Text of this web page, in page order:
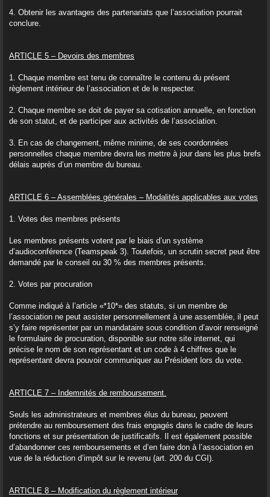
4. Obtenir les avantages des partenariats que l’association pourrait
conclure.
ARTICLE 5 – Devoirs des membres
1. Chaque membre est tenu de connaître le contenu du présent
règlement intérieur de l’association et de le respecter.
2. Chaque membre se doit de payer sa cotisation annuelle, en fonction
de son statut, et de participer aux activités de l’association.
3. En cas de changement, même minime, de ses coordonnées
personnelles chaque membre devra les mettre à jour dans les plus brefs
délais auprès d’un membre du bureau.
ARTICLE 6 – Assemblées générales – Modalités applicables aux votes
1. Votes des membres présents
Les membres présents votent par le biais d’un système
d’audioconférence (Teamspeak 3). Toutefois, un scrutin secret peut être
demandé par le conseil ou 30 % des membres présents.
2. Votes par procuration
Comme indiqué à l’article «*10*» des statuts, si un membre de
l’association ne peut assister personnellement à une assemblée, il peut
s’y faire représenter par un mandataire sous condition d’avoir renseigné
le formulaire de procuration, disponible sur notre site internet, qui
précise le nom de son représentant et un code à 4 chiffres que le
représentant devra pouvoir communiquer au Président lors du vote.
ARTICLE 7 – Indemnités de remboursement.
Seuls les administrateurs et membres élus du bureau, peuvent
prétendre au remboursement des frais engagés dans le cadre de leurs
fonctions et sur présentation de justificatifs. Il est également possible
d’abandonner ces remboursements et d’en faire don à l’association en
vue de la réduction d’impôt sur le revenu (art. 200 du CGI).
ARTICLE 8 – Modification du règlement intérieur